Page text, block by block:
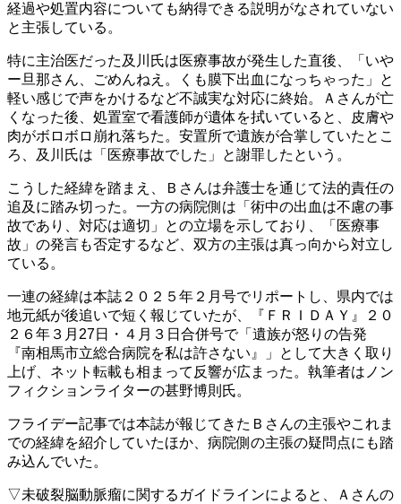
経過や処置内容についても納得できる説明がなされていない
と主張している。
特に主治医だった及川氏は医療事故が発生した直後、「いや
ー旦那さん、ごめんねえ。くも膜下出血になっちゃった」と
軽い感じで声をかけるなど不誠実な対応に終始。Ａさんが亡
くなった後、処置室で看護師が遺体を拭いていると、皮膚や
肉がボロボロ崩れ落ちた。安置所で遺族が合掌していたとこ
ろ、及川氏は「医療事故でした」と謝罪したという。
こうした経緯を踏まえ、Ｂさんは弁護士を通じて法的責任の
追及に踏み切った。一方の病院側は「術中の出血は不慮の事
故であり、対応は適切」との立場を示しており、「医療事
故」の発言も否定するなど、双方の主張は真っ向から対立し
ている。
一連の経緯は本誌２０２５年２月号でリポートし、県内では
地元紙が後追いで短く報じていたが、『ＦＲＩＤＡＹ』２０
２６年３月27日・４月３日合併号で「遺族が怒りの告発
『南相馬市立総合病院を私は許さない』」として大きく取り
上げ、ネット転載も相まって反響が広まった。執筆者はノン
フィクションライターの甚野博則氏。
フライデー記事では本誌が報じてきたＢさんの主張やこれま
での経緯を紹介していたほか、病院側の主張の疑問点にも踏
み込んでいた。
▽未破裂脳動脈瘤に関するガイドラインによると、Ａさんの